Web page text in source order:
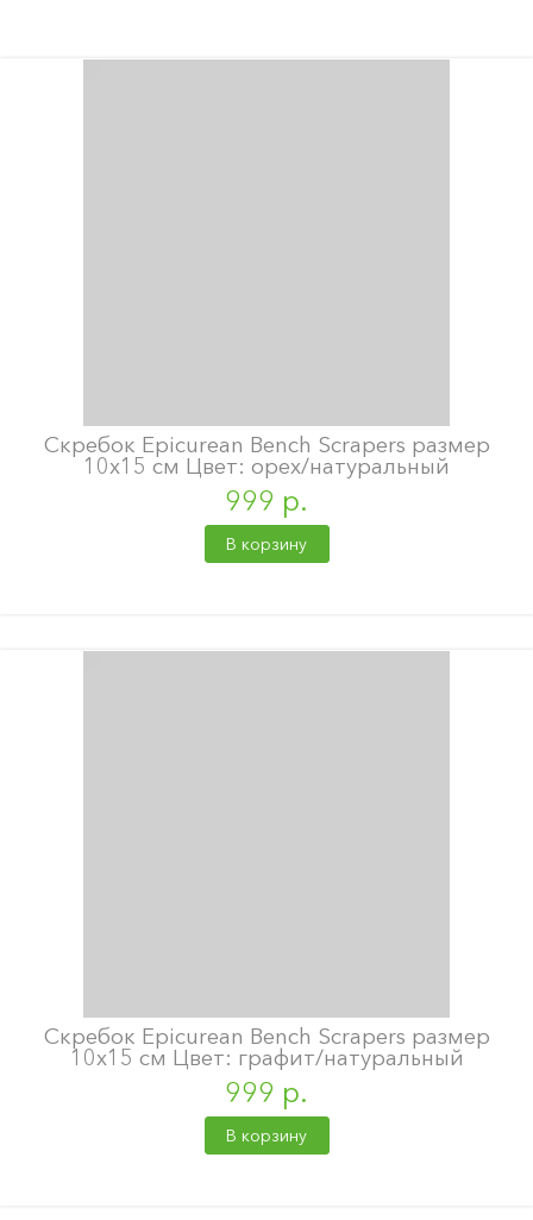
Скребок Epicurean Bench Scrapers размер
10х15 см Цвет: орех/натуральный
999 р.
В корзину
Скребок Epicurean Bench Scrapers размер
10х15 см Цвет: графит/натуральный
999 р.
В корзину